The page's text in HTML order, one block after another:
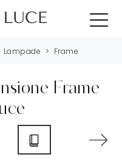
Lampade > Frame
Frame